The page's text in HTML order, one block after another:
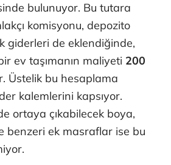
bulunuyor. Bu tutara
komisyonu, depozito
giderleri de eklendiğinde,
ev taşımanın maliyeti 200
Üstelik bu hesaplama
kalemlerini kapsıyor.
ortaya çıkabilecek boya,
benzeri ek masraflar ise bu